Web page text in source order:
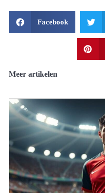
Facebook
Meer artikelen